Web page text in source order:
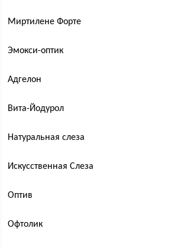
Миртилене Форте
Эмокси-оптик
Адгелон
Вита-Йодурол
Натуральная слеза
Искусственная Слеза
Оптив
Офтолик